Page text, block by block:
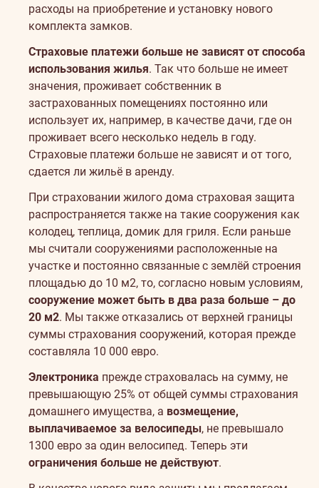
расходы на приобретение и установку нового
комплекта замков.
Страховые платежи больше не зависят от способа
использования жилья. Так что больше не имеет
значения, проживает собственник в
застрахованных помещениях постоянно или
использует их, например, в качестве дачи, где он
проживает всего несколько недель в году.
Страховые платежи больше не зависят и от того,
сдается ли жильё в аренду.
При страховании жилого дома страховая защита
распространяется также на такие сооружения как
колодец, теплица, домик для гриля. Если раньше
мы считали сооружениями расположенные на
участке и постоянно связанные с землёй строения
площадью до 10 м2, то, согласно новым условиям,
сооружение может быть в два раза больше – до
20 м2. Мы также отказались от верхней границы
суммы страхования сооружений, которая прежде
составляла 10 000 евро.
Электроника прежде страховалась на сумму, не
превышающую 25% от общей суммы страхования
домашнего имущества, а возмещение,
выплачиваемое за велосипеды, не превышало
1300 евро за один велосипед. Теперь эти
ограничения больше не действуют.